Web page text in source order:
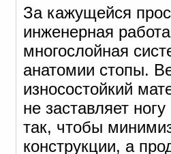
За кажущейся
инженерная
многослойная
анатомии стопы.
износостойкий
не заставляет
так, чтобы
конструкции, а